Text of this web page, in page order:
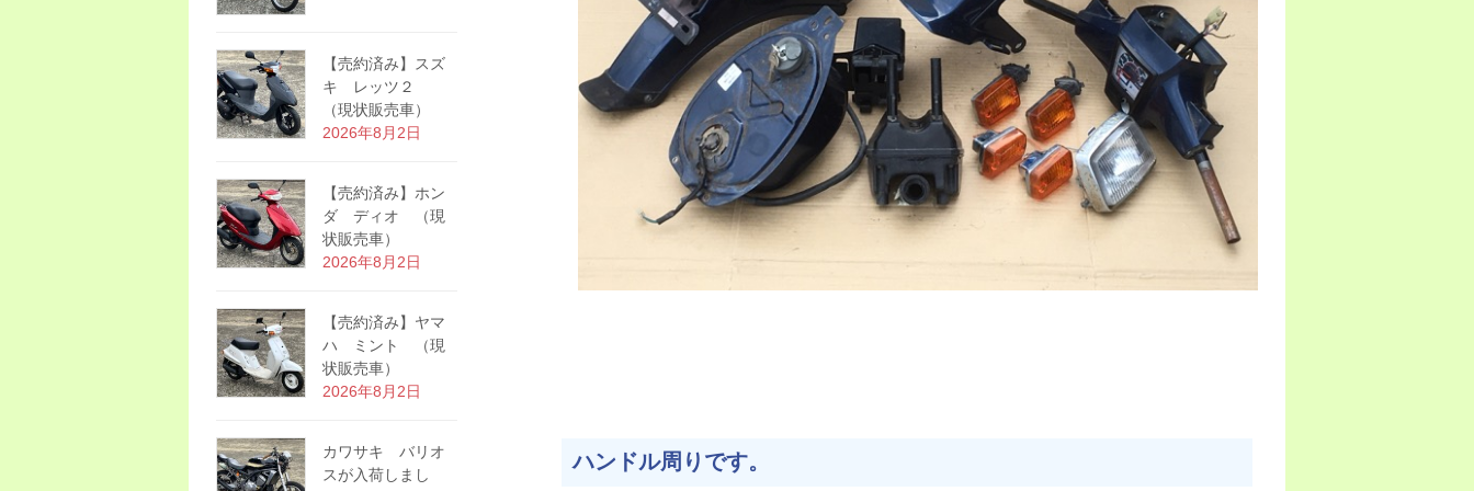
ハンドル周りです。
【売約済み】スズ
キ レッツ２
（現状販売車）
2026年8月2日
【売約済み】ホン
ダ ディオ （現
状販売車）
2026年8月2日
【売約済み】ヤマ
ハ ミント （現
状販売車）
2026年8月2日
カワサキ バリオ
スが入荷しまし